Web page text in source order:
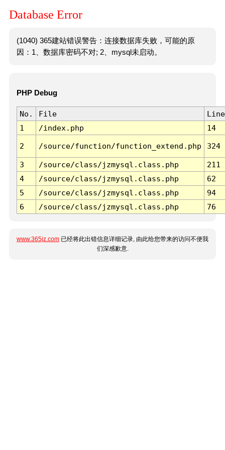
Database Error
(1040) 365建站错误警告：连接数据库失败，可能的原
因：1、数据库密码不对; 2、mysql未启动。
PHP Debug
No. File
Line
1
/index.php 14
2 /source/function/function_extend.php 324
3 /source/class/jzmysql.class.php
211
4
/source/class/jzmysql.class.php
62
5
/source/class/jzmysql.class.php
94
6
/source/class/jzmysql.class.php 76
www.365jz.com 已经将此出错信息详细记录, 由此给您带来的访问不便我
们深感歉意.